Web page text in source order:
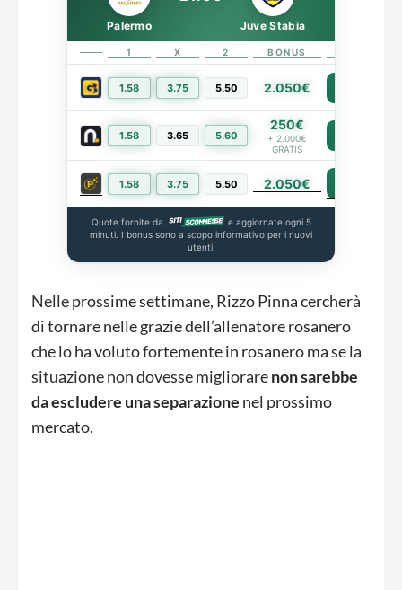
Palermo Juve Stabia
1 X 2 BONUS
1.58 3.75 5.50 2.050€
1.58 3.65 5.60
250€
+ 2.000€
GRATIS
1.58 3.75 5.50 2.050€
Quote fornite da
e aggiornate ogni 5
minuti. I bonus sono a scopo informativo per i nuovi
utenti.
Nelle prossime settimane, Rizzo Pinna cercherà
di tornare nelle grazie dell’allenatore rosanero
che lo ha voluto fortemente in rosanero ma se la
situazione non dovesse migliorarenon sarebbe
da escludere una separazione nel prossimo
mercato.